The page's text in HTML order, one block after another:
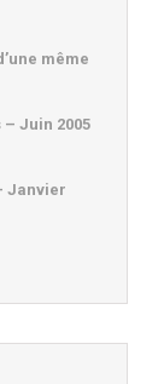
même
Juin 2005
Janvier